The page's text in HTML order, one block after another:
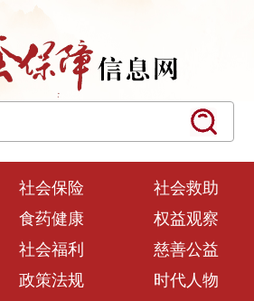
社会保险
社会救助
食药健康
权益观察
社会福利
慈善公益
政策法规
时代人物